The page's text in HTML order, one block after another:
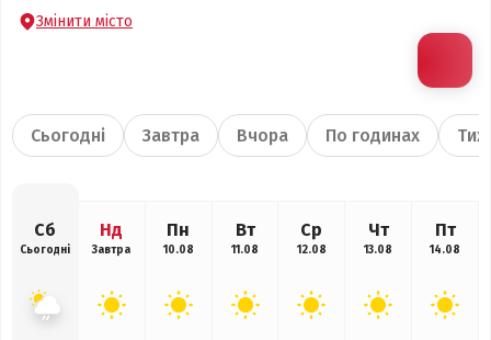
Змінити місто
Сьогодні Завтра Вчора По годинах
Сб
Сьогодні
Нд
Завтра
Пн
10.08
Вт
11.08
Ср
12.08
Чт
13.08
Пт
14.08